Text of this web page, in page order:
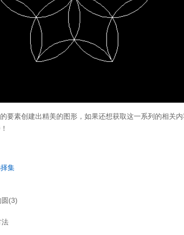
要素创建出精美的图形，如果还想获取这一系列的相关
集
圆(3)
法